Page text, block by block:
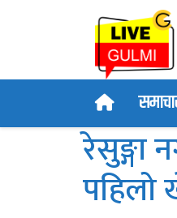
रेसुङ्गा
पहिलो